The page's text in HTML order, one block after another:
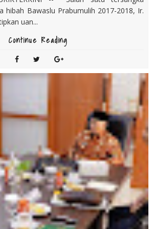
hibah Bawaslu Prabumulih 2017-2018, Ir.
uan...
Continue Reading